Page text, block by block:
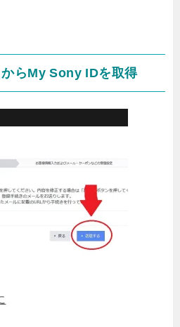
らMy Sony IDを取得